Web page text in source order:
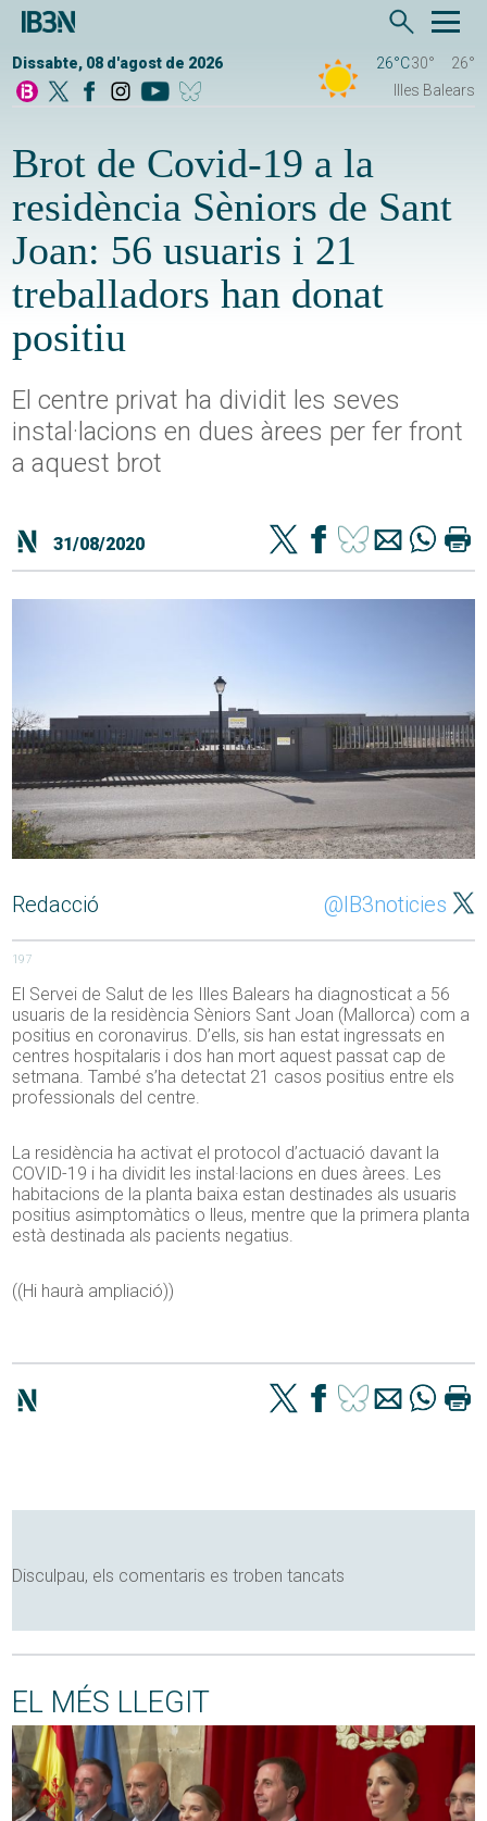
Dissabte, 08 d'agost de 2026 26°C30°
26°
Illes Balears
Brot de Covid-19 a la
residència Sèniors de Sant
Joan: 56 usuaris i 21
treballadors han donat
positiu
El centre privat ha dividit les seves
instal·lacions en dues àrees per fer front
a aquest brot
31/08/2020
Redacció @IB3noticies
197
El Servei de Salut de les Illes Balears ha diagnosticat a 56
usuaris de la residència Sèniors Sant Joan (Mallorca) com a
positius en coronavirus. D’ells, sis han estat ingressats en
centres hospitalaris i dos han mort aquest passat cap de
setmana. També s’ha detectat 21 casos positius entre els
professionals del centre.
La residència ha activat el protocol d’actuació davant la
COVID-19 i ha dividit les instal·lacions en dues àrees. Les
habitacions de la planta baixa estan destinades als usuaris
positius asimptomàtics o lleus, mentre que la primera planta
està destinada als pacients negatius.
((Hi haurà ampliació))
Disculpau, els comentaris es troben tancats
EL MÉS LLEGIT